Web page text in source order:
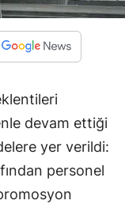
devam ettiği
yer verildi:
personel